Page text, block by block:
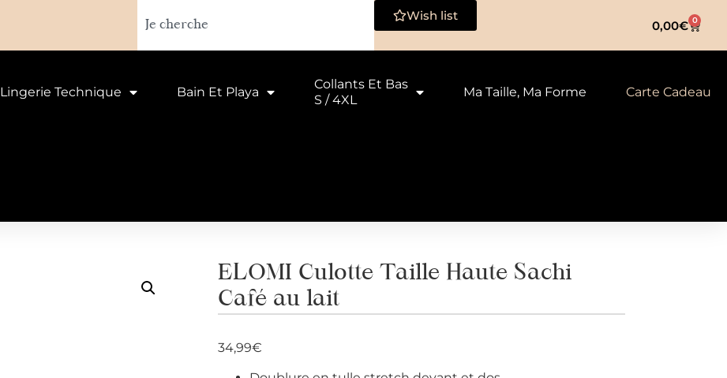
Wish list
0,00€ 0
Lingerie Technique Bain Et Playa
Collants Et Bas
S / 4XL
Ma Taille, Ma Forme Carte Cadeau
ELOMI Culotte Taille Haute Sachi
Café au lait
34,99€